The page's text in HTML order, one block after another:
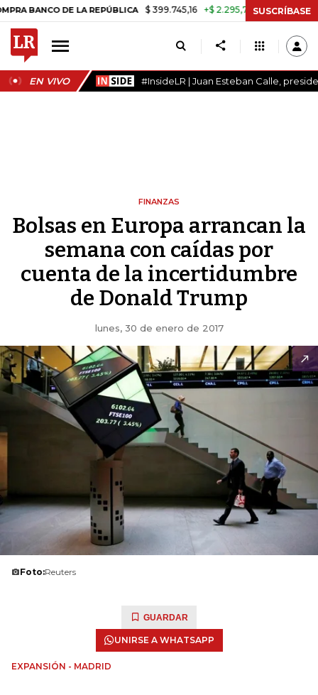
DE LA REPÚBLICA $ 399.745,16 +$ 2.295,71 +0,58% TASA DE
SUSCRÍBASE
EN VIVO #InsideLR | Juan Esteban Calle,
FINANZAS
Bolsas en Europa arrancan la
semana con caídas por
cuenta de la incertidumbre
de Donald Trump
lunes, 30 de enero de 2017
Foto:Reuters
GUARDAR
UNIRSE A WHATSAPP
EXPANSIÓN - MADRID